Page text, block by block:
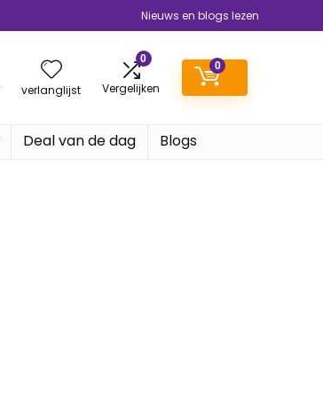
Nieuws en blogs lezen
verlanglijst
0
Vergelijken
0
Deal van de dag Blogs